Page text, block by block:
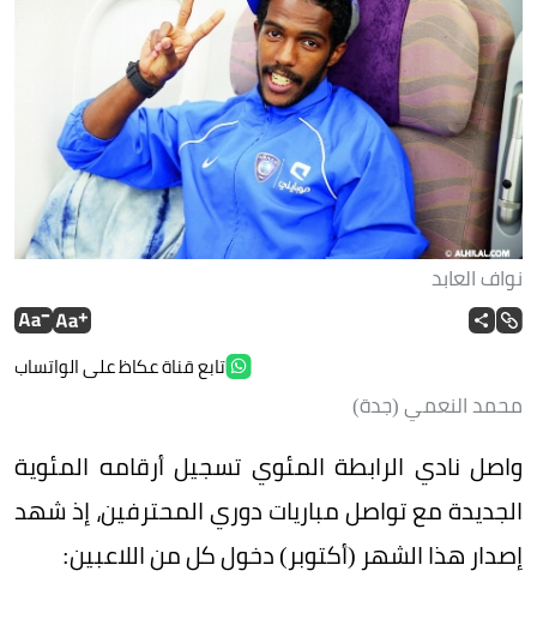
نواف العابد
تابع قناة عكاظ على الواتساب
محمد النعمي (جدة)
واصل نادي الرابطة المئوي تسجيل أرقامه المئوية
الجديدة مع تواصل مباريات دوري المحترفين، إذ شهد
إصدار هذا الشهر (أكتوبر) دخول كل من اللاعبين: